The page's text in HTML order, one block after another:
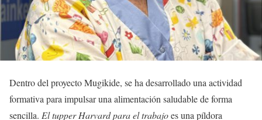
Dentro del proyecto Mugikide, se ha desarrollado una actividad
formativa para impulsar una alimentación saludable de forma
sencilla. El tupper Harvard para el trabajoes una píldora